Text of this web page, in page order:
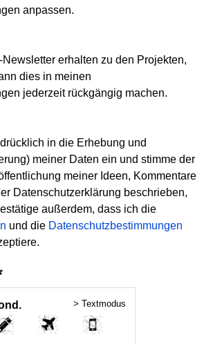
anpassen.
erhalten zu den Projekten,
dies in meinen
jederzeit rückgängig machen.
in die Erhebung und
meiner Daten ein und stimme der
meiner Ideen, Kommentare
Datenschutzerklärung beschrieben,
außerdem, dass ich die
und die Datenschutzbestimmungen
> Textmodus